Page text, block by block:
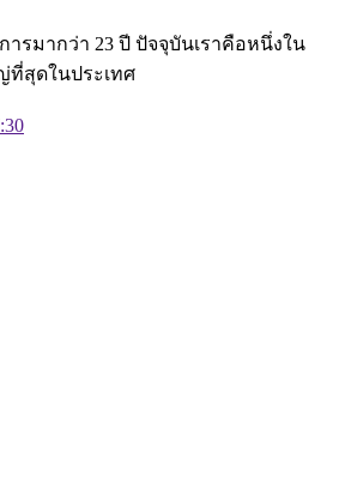
การมากว่า 23 ปี ปัจจุบันเราคือหนึ่งใน
ที่สุดในประเทศ